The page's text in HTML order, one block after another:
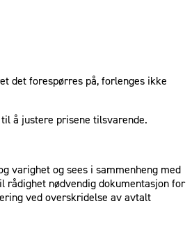
det forespørres på, forlenges ikke
å justere prisene tilsvarende.
varighet og sees i sammenheng med
nødvendig dokumentasjon for
ved overskridelse av avtalt